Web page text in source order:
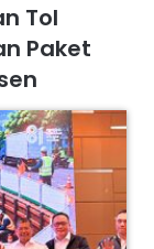
Tol
Paket